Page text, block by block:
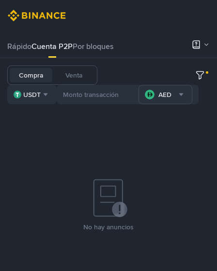
RápidoCuenta P2PPor bloques
Compra Venta
USDT AED
No hay anuncios